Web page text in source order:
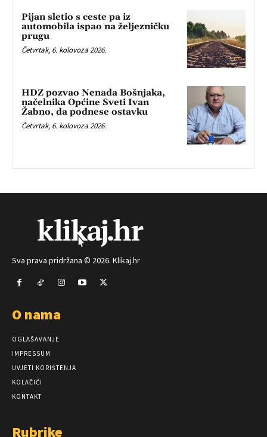
Pijan sletio s ceste pa iz
automobila ispao na željezničku
prugu
Četvrtak, 6. kolovoza 2026.
HDZ pozvao Nenada Bošnjaka,
načelnika Općine Sveti Ivan
Žabno, da podnese ostavku
Četvrtak, 6. kolovoza 2026.
Sva prava pridržana © 2026. Klikaj.hr
O nama
OGLAŠAVANJE
IMPRESSUM
UVJETI KORIŠTENJA
KOLAČIĆI
KONTAKT
Rubrike